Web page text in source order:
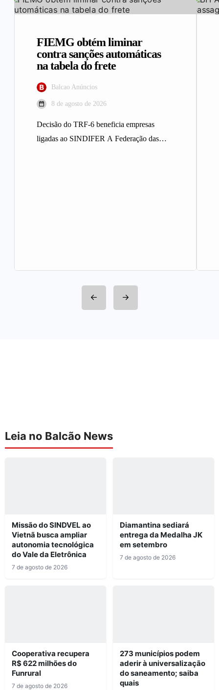
FIEMG obtém liminar
contra sanções automáticas
na tabela do frete
Balcao Anúncios
8 de agosto de 2026
Decisão do TRF-6 beneficia empresas
ligadas ao SINDIFER A Federação das
Leia no Balcão News
Missão do SINDVEL ao
Vietnã busca ampliar
autonomia tecnológica
do Vale da Eletrônica
7 de agosto de 2026
Diamantina sediará
entrega da Medalha JK
em setembro
7 de agosto de 2026
Cooperativa recupera
R$ 622 milhões do
Funrural
7 de agosto de 2026
273 municípios podem
aderir à universalização
do saneamento; saiba
quais